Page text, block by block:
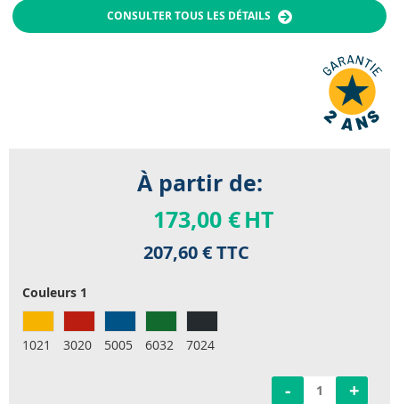
CONSULTER TOUS LES DÉTAILS
À partir de:
173,00 €HT
207,60 €TTC
Couleurs 1
1021 3020 5005 6032 7024
- +